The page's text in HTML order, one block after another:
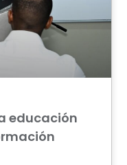
educación